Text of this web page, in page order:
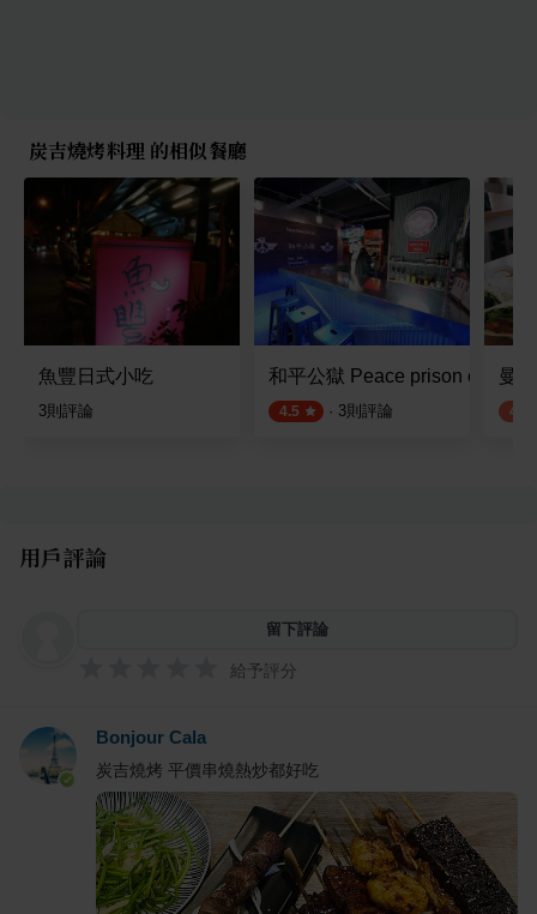
炭吉燒烤料理 的相似餐廳
魚豐日式小吃
3則評論
和平公獄 Peace prison caf'e Inn
4.5 · 3則評論
曼.
4.0
用戶評論
留下評論
給予評分
Bonjour Cala
炭吉燒烤 平價串燒熱炒都好吃